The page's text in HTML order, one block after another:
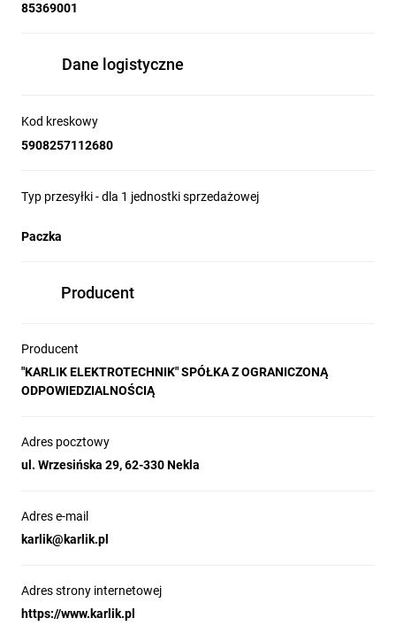
85369001
Dane logistyczne
Kod kreskowy
5908257112680
Typ przesyłki - dla 1 jednostki sprzedażowej
Paczka
Producent
Producent
"KARLIK ELEKTROTECHNIK" SPÓŁKA Z OGRANICZONĄ
ODPOWIEDZIALNOŚCIĄ
Adres pocztowy
ul. Wrzesińska 29, 62-330 Nekla
Adres e-mail
karlik@karlik.pl
Adres strony internetowej
https://www.karlik.pl